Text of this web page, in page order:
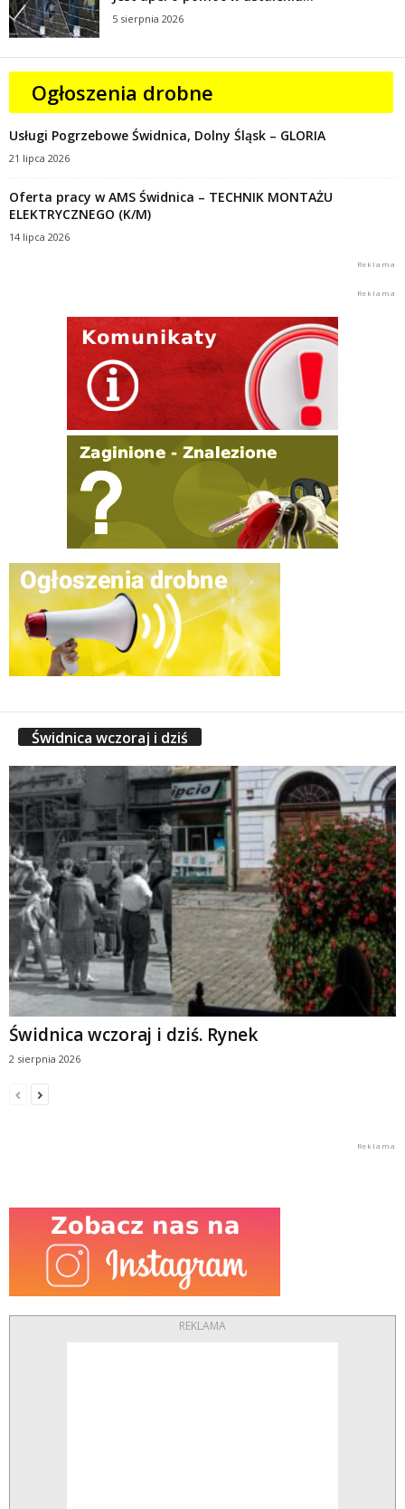
5 sierpnia 2026
Ogłoszenia drobne
Usługi Pogrzebowe Świdnica, Dolny Śląsk – GLORIA
21 lipca 2026
Oferta pracy w AMS Świdnica – TECHNIK MONTAŻU
ELEKTRYCZNEGO (K/M)
14 lipca 2026
Świdnica wczoraj i dziś
Świdnica wczoraj i dziś. Rynek
2 sierpnia 2026
REKLAMA